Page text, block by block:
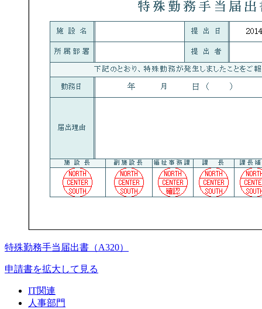
特殊勤務手当届出書（A320）
申請書を拡大して見る
IT関連
人事部門